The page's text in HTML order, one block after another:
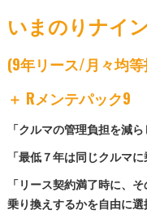
いまのりナイン
(9年リース/月々均
＋ Rメンテパック9
「クルマの管理負担を減
「最低７年は同じクルマ
「リース契約満了時に、
乗り換えするかを自由に選